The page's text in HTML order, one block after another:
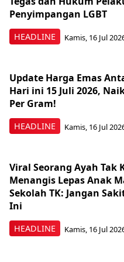
HEADLINE
Penyimpangan LGBT
Kamis, 16 Jul
HEADLINE
Update Harga Emas
Hari ini 15 Juli 2026,
Per Gram!
Kamis, 16 Jul
HEADLINE
Viral Seorang Ayah Tak
Menangis Lepas Anak
Sekolah TK: Jangan
Ini
Kamis, 16 Jul